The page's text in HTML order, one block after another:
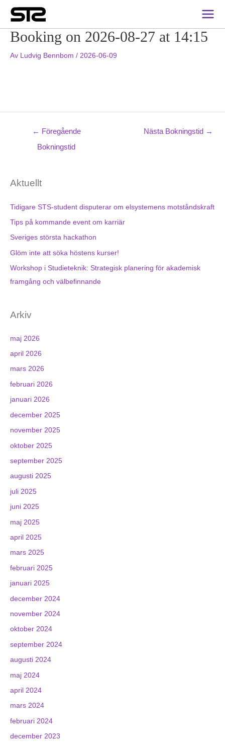
Main
Booking on 2026-08-27 at 14:15
Av Ludvig Bennbom / 2026-06-09
← Föregående
Bokningstid
Nästa Bokningstid →
Aktuellt
Tidigare STS-student disputerar om elsystemens motståndskraft
Tips på kommande event om karriär
Sveriges största hackathon
Glöm inte att söka höstens kurser!
Workshop i Studieteknik: Strategisk planering för akademisk
framgång och välbefinnande
Arkiv
maj 2026
april 2026
mars 2026
februari 2026
januari 2026
december 2025
november 2025
oktober 2025
september 2025
augusti 2025
juli 2025
juni 2025
maj 2025
april 2025
mars 2025
februari 2025
januari 2025
december 2024
november 2024
oktober 2024
september 2024
augusti 2024
maj 2024
april 2024
mars 2024
februari 2024
december 2023